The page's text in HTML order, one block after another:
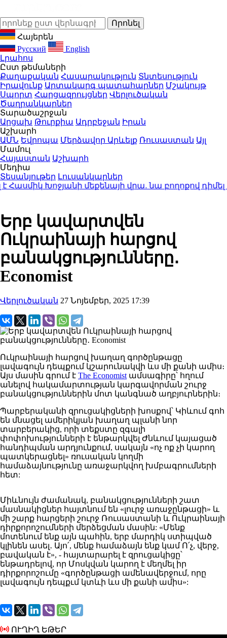
Հայերեն
Русский
English
Լրահոս
Ըստ թեմաների
Քաղաքական Հասարակություն Տնտեսություն
Իրավունք Արտակարգ պատահարներ Մշակույթ
Սպորտ Հարցազրույցներ Վերլուծական
Ծաղրանկարներ
Տարածաշրջան
Արցախ Թուրքիա Ադրբեջան Իրան
Աշխարհ
ԱՄՆ Եվրոպա Մերձավոր Արևելք Ռուսաստան Այլ
Մամուլ
Հայաստան Աշխարհ
Մեդիա
Տեսանյութեր Լուսանկարներ
Խոջյանի մեքենայի վրա. նա բողոքով դիմել
Երբ կավարտվեն
Ուկրաինայի հարցով
բանակցությունները․
Economist
Վերլուծական 27 Նոյեմբեր, 2025 17:39
Ուկրաինայի հարցով խաղաղ գործընթացը
լավագույն դեպքում կշարունակվի ևս մի քանի ամիս։
Այս մասին գրում է The Economist ամսագիրը՝ հղում
անելով հակամարտության կարգավորման շուրջ
բանակցություններին մոտ կանգնած աղբյուրներին։
Պարբերականի զրուցակիցների խոսքով՝ Կիևում գոհ
են մնացել ամերիկյան խաղաղ պլանի նոր
տարբերակից, որի տեքստը զգալի
փոփոխությունների է ենթարկվել Ժնևում կայացած
հանդիպման արդյունքում, սակայն «ոչ ոք չի կարող
պատկերացնել» ռուսական կողմի
համաձայնությունը առաջարկվող խմբագրումների
հետ:
Միևնույն ժամանակ, բանակցությունների շատ
մասնակիցներ հայտնում են «լուրջ առաջընթացի» և
մի շարք հարցերի շուրջ Ռուսաստանի և Ուկրաինայի
դիրքորոշումների մերձեցման մասին: «Մենք
մոտենում ենք այն պահին, երբ մարդիկ ստիպված
կլինեն ասել․ Այո՛, մենք համաձայն ենք կամ Ո՛չ, վերջ,
բավական է», - հայտարարել է զրուցակիցը՝
ենթադրելով, որ Մոսկվան կարող է մեղմել իր
դիրքորոշումը «գործընթացի ամենավերջում, որը
լավագույն դեպքւմ կտևի ևս մի քանի ամիս»:
ՈՒՂԻՂ ԵԹԵՐ